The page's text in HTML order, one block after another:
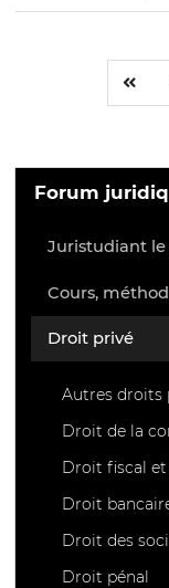
Forum
Juristudiant le
Cours,
Droit privé
Autres droits
Droit de la
Droit fiscal
Droit
Droit des
Droit pénal